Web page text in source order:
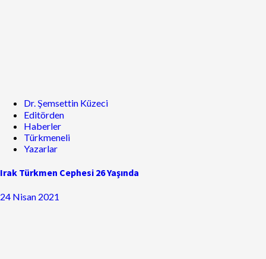
Dr. Şemsettin Küzeci
Editörden
Haberler
Türkmeneli
Yazarlar
Irak Türkmen Cephesi 26 Yaşında
24 Nisan 2021